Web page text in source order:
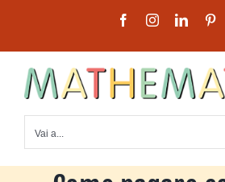
contenuto
FacebookInstagram
Vai a...